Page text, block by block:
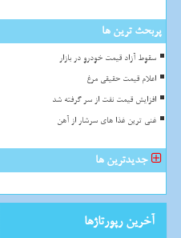
پربحث ترین ها
سقوط آزاد قیمت خودرو در بازار
اعلام قیمت حقیقی مرغ
افزایش قیمت نفت از سر گرفته شد
غنی ترین غذا های سرشار از آهن
جدیدترین ها
آخرین رپورتاژها